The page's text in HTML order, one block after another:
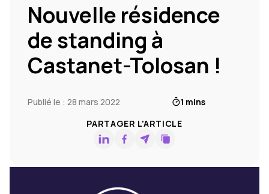
Nouvelle résidence
de standing à
Castanet-Tolosan !
Publié le : 28 mars 2022
1 mins
PARTAGER L'ARTICLE
J'appelle un conseiller
Je suis rappelé(e)